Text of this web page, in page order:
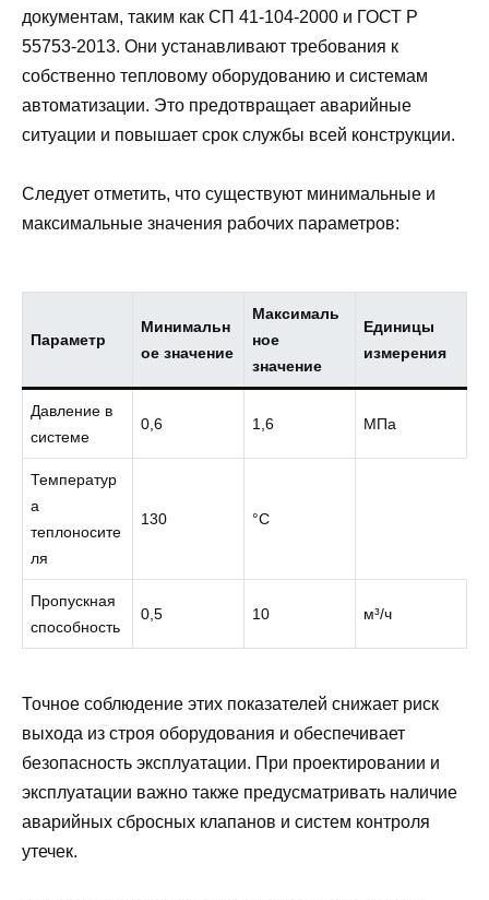
документам, таким как СП 41-104-2000 и ГОСТ Р
55753-2013. Они устанавливают требования к
собственно тепловому оборудованию и системам
автоматизации. Это предотвращает аварийные
ситуации и повышает срок службы всей конструкции.
Следует отметить, что существуют минимальные и
максимальные значения рабочих параметров:
Параметр
Минимальн
ое значение
Максималь
ное
значение
Единицы
измерения
Давление в
системе
0,6 1,6 МПа
Температур
а
теплоносите
ля
130 °C
Пропускная
способность
0,5 10 м³/ч
Точное соблюдение этих показателей снижает риск
выхода из строя оборудования и обеспечивает
безопасность эксплуатации. При проектировании и
эксплуатации важно также предусматривать наличие
аварийных сбросных клапанов и систем контроля
утечек.